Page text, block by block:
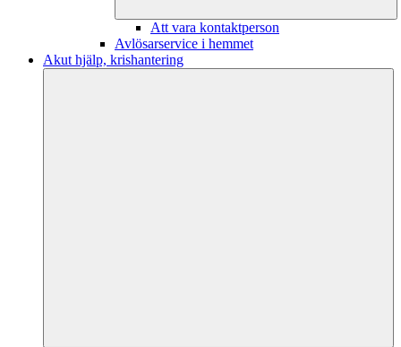
Att vara kontaktperson
Avlösarservice i hemmet
Akut hjälp, krishantering